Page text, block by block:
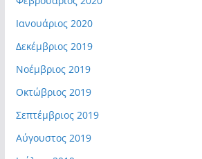
Ιανουάριος 2020
Δεκέμβριος 2019
Νοέμβριος 2019
Οκτώβριος 2019
Σεπτέμβριος 2019
Αύγουστος 2019